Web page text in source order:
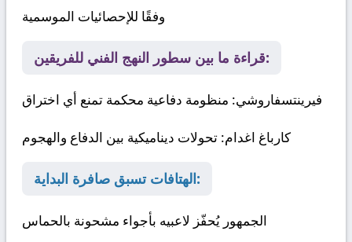
وفقًا للإحصائيات الموسمية
قراءة ما بين سطور النهج الفني للفريقين:
فيرينتسفاروشي: منظومة دفاعية محكمة تمنع أي اختراق
كارباغ اغدام: تحولات ديناميكية بين الدفاع والهجوم
الهتافات تسبق صافرة البداية:
الجمهور يُحفّز لاعبيه بأجواء مشحونة بالحماس